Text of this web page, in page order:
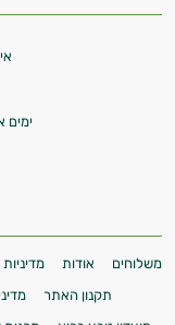
ימים א'-
משלוחים אודות
תקנון האתר